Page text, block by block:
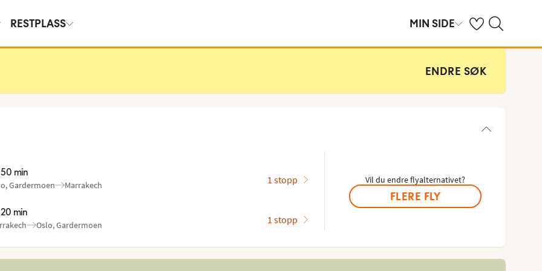
RESTPLASS MIN SIDE Se dine sparte
Søk på ving.no
ENDRE SØK
min
: Gardermoen
: Marrakech 1 stopp
min
:: Oslo, Gardermoen 1 stopp
Vil du endre flyalternativet?
FLERE FLY